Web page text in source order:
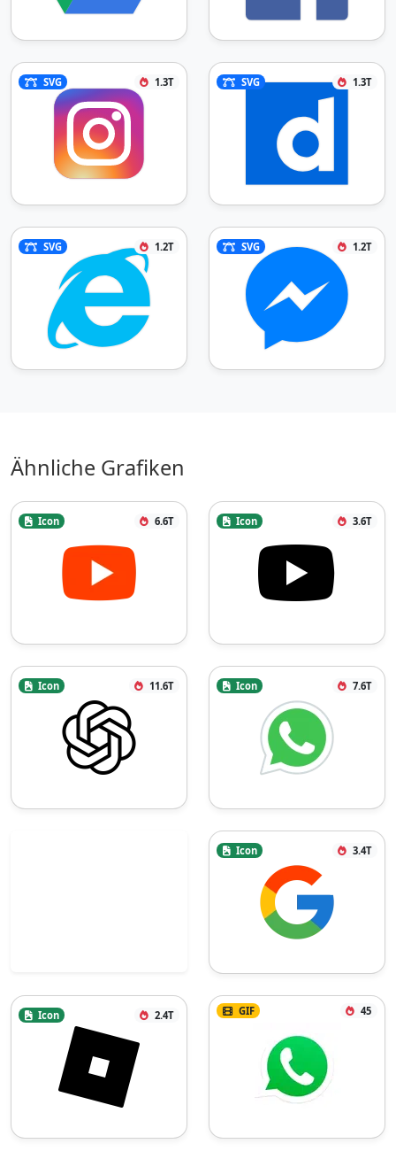
SVG 1.3T SVG 1.3T
SVG 1.2T SVG 1.2T
Ähnliche Grafiken
Icon 6.6T Icon 3.6T
Icon 11.6T Icon 7.6T
Icon 3.4T
Icon 2.4T GIF 45